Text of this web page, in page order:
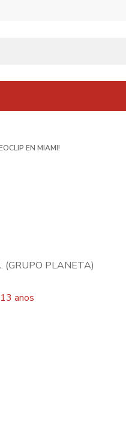
EN MIAMI!
(GRUPO PLANETA)
anos